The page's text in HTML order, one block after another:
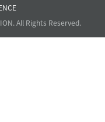
All Rights Reserved.